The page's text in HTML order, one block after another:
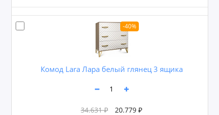
-40%
Комод Lara Лара белый глянец 3 ящика
34.631 ₽ 20.779 ₽